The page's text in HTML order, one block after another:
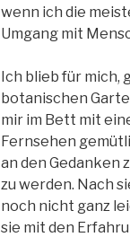
wenn ich die
Umgang mit
Ich blieb für mich,
botanischen
mir im Bett mit
Fernsehen
an den Gedanken
zu werden. Nach
noch nicht ganz
sie mit den